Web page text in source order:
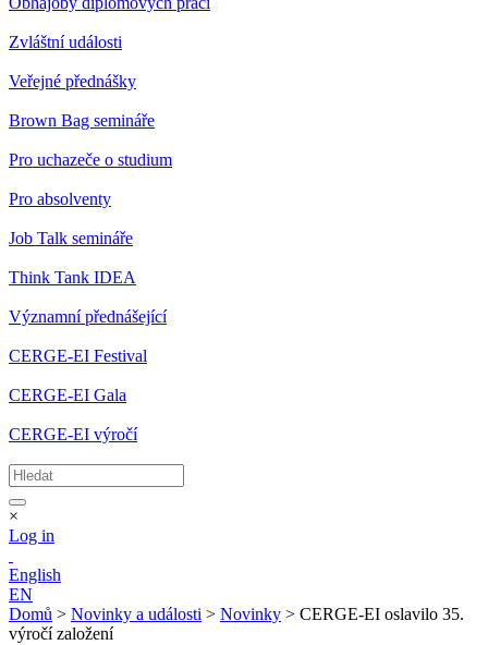
Zvláštní události
Veřejné přednášky
Brown Bag semináře
Pro uchazeče o studium
Pro absolventy
Job Talk semináře
Think Tank IDEA
Významní přednášející
CERGE-EI Festival
CERGE-EI Gala
CERGE-EI výročí
×
Log in
English
EN
Domů > Novinky a události > Novinky > CERGE-EI oslavilo 35.
výročí založení